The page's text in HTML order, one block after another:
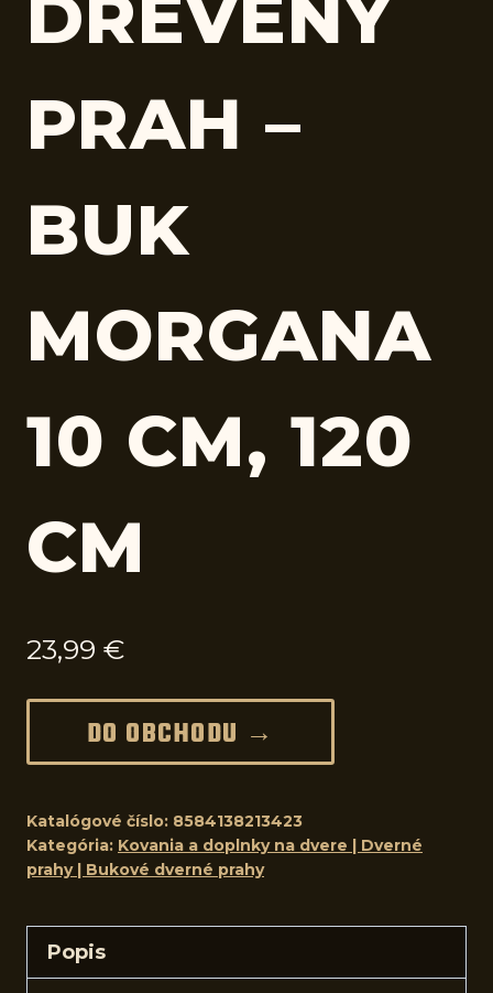
DREVENÝ
PRAH –
BUK
MORGANA
10 CM, 120
CM
23,99 €
DO OBCHODU →
Katalógové číslo: 8584138213423
Kategória: Kovania a doplnky na dvere | Dverné
prahy | Bukové dverné prahy
Popis